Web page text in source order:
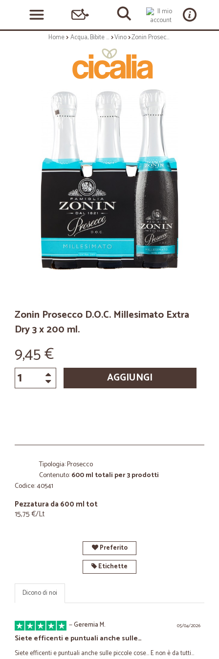
Home Acqua, Bibite e Alcolici Vino Zonin Prosecco D.O.C. Millesimato Extra Dry 3 x 200 ml.
Zonin Prosecco D.O.C. Millesimato Extra
Dry 3 x 200 ml.
9,45 €
AGGIUNGI
Tipologia: Prosecco
Contenuto:600 ml totali per 3 prodotti
Codice: 40541
Pezzatura da 600 ml tot
15,75 €/Lt
Preferito
Etichette
Dicono di noi
05/04/2026
—Geremia M.
Siete efficenti e puntuali anche sulle…
Siete efficenti e puntuali anche sulle piccole cose... E non è da tutti...